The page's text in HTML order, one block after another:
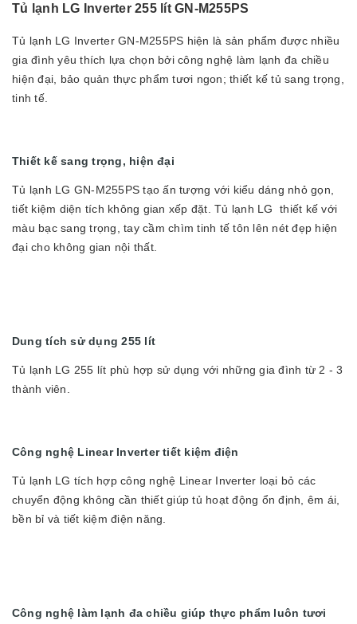
Tủ lạnh LG Inverter 255 lít GN-M255PS
Tủ lạnh LG Inverter GN-M255PS hiện là sản phẩm được nhiều
gia đình yêu thích lựa chọn bởi công nghệ làm lạnh đa chiều
hiện đại, bảo quản thực phẩm tươi ngon; thiết kế tủ sang trọng,
tinh tế.
Thiết kế sang trọng, hiện đại
Tủ lạnh LG GN-M255PS tạo ấn tượng với kiểu dáng nhỏ gọn,
tiết kiệm diện tích không gian xếp đặt. Tủ lạnh LG thiết kế với
màu bạc sang trọng, tay cầm chìm tinh tế tôn lên nét đẹp hiện
đại cho không gian nội thất.
Dung tích sử dụng 255 lít
Tủ lạnh LG 255 lít phù hợp sử dụng với những gia đình từ 2 - 3
thành viên.
Công nghệ Linear Inverter tiết kiệm điện
Tủ lạnh LG tích hợp công nghệ Linear Inverter loại bỏ các
chuyển động không cần thiết giúp tủ hoạt động ổn định, êm ái,
bền bỉ và tiết kiệm điện năng.
Công nghệ làm lạnh đa chiều giúp thực phẩm luôn tươi